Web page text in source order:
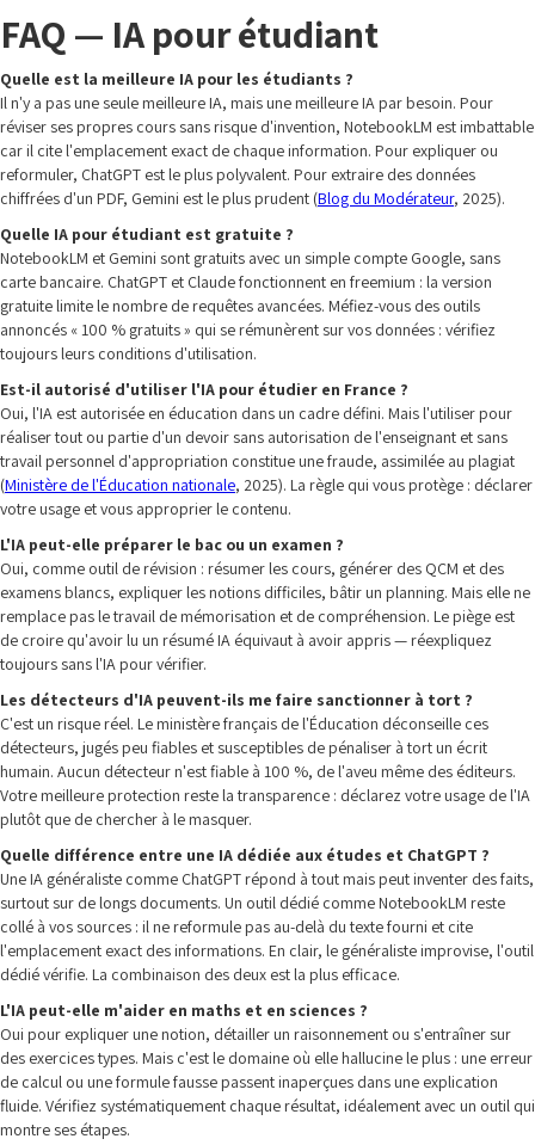
FAQ — IA pour étudiant
Quelle est la meilleure IA pour les étudiants ?
Il n'y a pas une seule meilleure IA, mais une meilleure IA par besoin. Pour
réviser ses propres cours sans risque d'invention, NotebookLM est imbattable
car il cite l'emplacement exact de chaque information. Pour expliquer ou
reformuler, ChatGPT est le plus polyvalent. Pour extraire des données
chiffrées d'un PDF, Gemini est le plus prudent (Blog du Modérateur, 2025).
Quelle IA pour étudiant est gratuite ?
NotebookLM et Gemini sont gratuits avec un simple compte Google, sans
carte bancaire. ChatGPT et Claude fonctionnent en freemium : la version
gratuite limite le nombre de requêtes avancées. Méfiez-vous des outils
annoncés « 100 % gratuits » qui se rémunèrent sur vos données : vérifiez
toujours leurs conditions d'utilisation.
Est-il autorisé d'utiliser l'IA pour étudier en France ?
Oui, l'IA est autorisée en éducation dans un cadre défini. Mais l'utiliser pour
réaliser tout ou partie d'un devoir sans autorisation de l'enseignant et sans
travail personnel d'appropriation constitue une fraude, assimilée au plagiat
(Ministère de l'Éducation nationale, 2025). La règle qui vous protège : déclarer
votre usage et vous approprier le contenu.
L'IA peut-elle préparer le bac ou un examen ?
Oui, comme outil de révision : résumer les cours, générer des QCM et des
examens blancs, expliquer les notions difficiles, bâtir un planning. Mais elle ne
remplace pas le travail de mémorisation et de compréhension. Le piège est
de croire qu'avoir lu un résumé IA équivaut à avoir appris — réexpliquez
toujours sans l'IA pour vérifier.
Les détecteurs d'IA peuvent-ils me faire sanctionner à tort ?
C'est un risque réel. Le ministère français de l'Éducation déconseille ces
détecteurs, jugés peu fiables et susceptibles de pénaliser à tort un écrit
humain. Aucun détecteur n'est fiable à 100 %, de l'aveu même des éditeurs.
Votre meilleure protection reste la transparence : déclarez votre usage de l'IA
plutôt que de chercher à le masquer.
Quelle différence entre une IA dédiée aux études et ChatGPT ?
Une IA généraliste comme ChatGPT répond à tout mais peut inventer des faits,
surtout sur de longs documents. Un outil dédié comme NotebookLM reste
collé à vos sources : il ne reformule pas au-delà du texte fourni et cite
l'emplacement exact des informations. En clair, le généraliste improvise, l'outil
dédié vérifie. La combinaison des deux est la plus efficace.
L'IA peut-elle m'aider en maths et en sciences ?
Oui pour expliquer une notion, détailler un raisonnement ou s'entraîner sur
des exercices types. Mais c'est le domaine où elle hallucine le plus : une erreur
de calcul ou une formule fausse passent inaperçues dans une explication
fluide. Vérifiez systématiquement chaque résultat, idéalement avec un outil qui
montre ses étapes.